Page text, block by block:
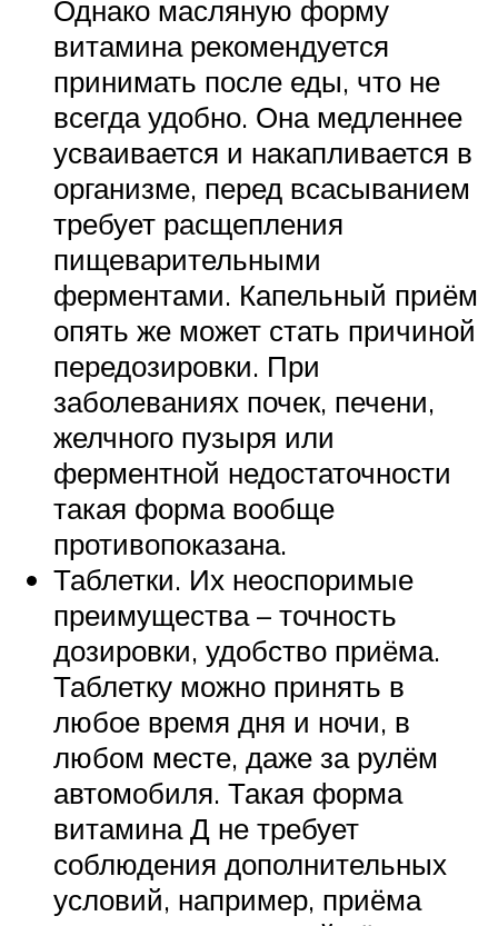
Однако масляную форму
витамина рекомендуется
принимать после еды, что не
всегда удобно. Она медленнее
усваивается и накапливается в
организме, перед всасыванием
требует расщепления
пищеварительными
ферментами. Капельный приём
опять же может стать причиной
передозировки. При
заболеваниях почек, печени,
желчного пузыря или
ферментной недостаточности
такая форма вообще
противопоказана.
Таблетки. Их неоспоримые
преимущества – точность
дозировки, удобство приёма.
Таблетку можно принять в
любое время дня и ночи, в
любом месте, даже за рулём
автомобиля. Такая форма
витамина Д не требует
соблюдения дополнительных
условий, например, приёма